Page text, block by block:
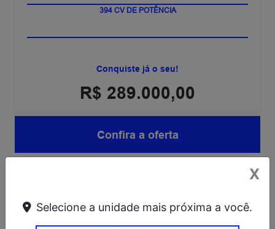
394 CV DE POTÊNCIA
Conquiste já o seu!
R$ 289.000,00
Confira a oferta
X
Selecione a unidade mais próxima a você.